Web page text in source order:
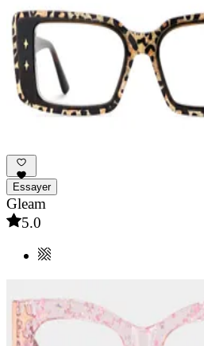
Essayer
Gleam
5.0